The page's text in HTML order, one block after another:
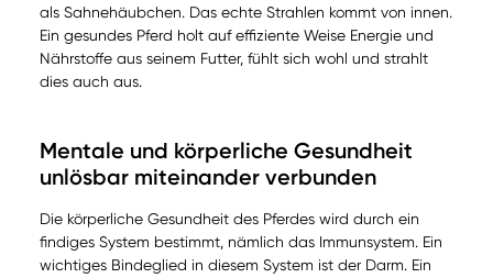
als Sahnehäubchen. Das echte Strahlen kommt von innen.
Ein gesundes Pferd holt auf effiziente Weise Energie und
Nährstoffe aus seinem Futter, fühlt sich wohl und strahlt
dies auch aus.
Mentale und körperliche Gesundheit
unlösbar miteinander verbunden
Die körperliche Gesundheit des Pferdes wird durch ein
findiges System bestimmt, nämlich das Immunsystem. Ein
wichtiges Bindeglied in diesem System ist der Darm. Ein